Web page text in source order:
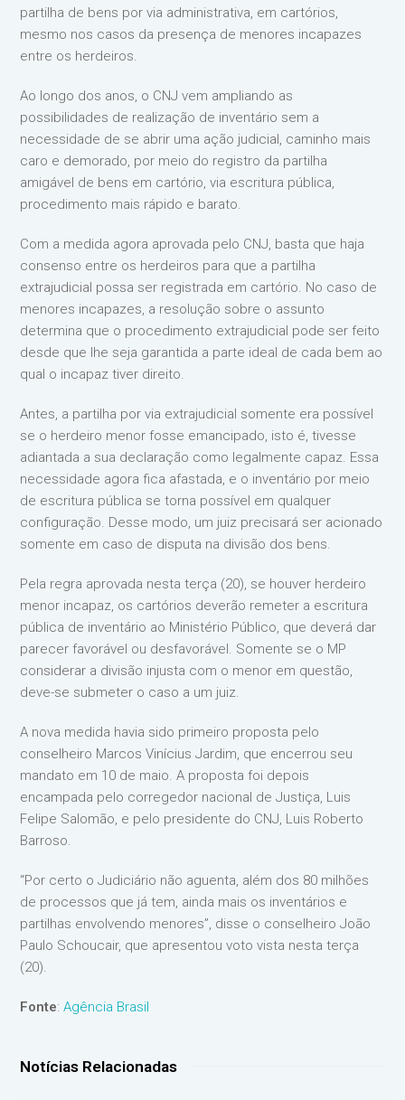
partilha de bens por via administrativa, em cartórios,
mesmo nos casos da presença de menores incapazes
entre os herdeiros.
Ao longo dos anos, o CNJ vem ampliando as
possibilidades de realização de inventário sem a
necessidade de se abrir uma ação judicial, caminho mais
caro e demorado, por meio do registro da partilha
amigável de bens em cartório, via escritura pública,
procedimento mais rápido e barato.
Com a medida agora aprovada pelo CNJ, basta que haja
consenso entre os herdeiros para que a partilha
extrajudicial possa ser registrada em cartório. No caso de
menores incapazes, a resolução sobre o assunto
determina que o procedimento extrajudicial pode ser feito
desde que lhe seja garantida a parte ideal de cada bem ao
qual o incapaz tiver direito.
Antes, a partilha por via extrajudicial somente era possível
se o herdeiro menor fosse emancipado, isto é, tivesse
adiantada a sua declaração como legalmente capaz. Essa
necessidade agora fica afastada, e o inventário por meio
de escritura pública se torna possível em qualquer
configuração. Desse modo, um juiz precisará ser acionado
somente em caso de disputa na divisão dos bens.
Pela regra aprovada nesta terça (20), se houver herdeiro
menor incapaz, os cartórios deverão remeter a escritura
pública de inventário ao Ministério Público, que deverá dar
parecer favorável ou desfavorável. Somente se o MP
considerar a divisão injusta com o menor em questão,
deve-se submeter o caso a um juiz.
A nova medida havia sido primeiro proposta pelo
conselheiro Marcos Vinícius Jardim, que encerrou seu
mandato em 10 de maio. A proposta foi depois
encampada pelo corregedor nacional de Justiça, Luis
Felipe Salomão, e pelo presidente do CNJ, Luis Roberto
Barroso.
“Por certo o Judiciário não aguenta, além dos 80 milhões
de processos que já tem, ainda mais os inventários e
partilhas envolvendo menores”, disse o conselheiro João
Paulo Schoucair, que apresentou voto vista nesta terça
(20).
Fonte:Agência Brasil
Notícias Relacionadas